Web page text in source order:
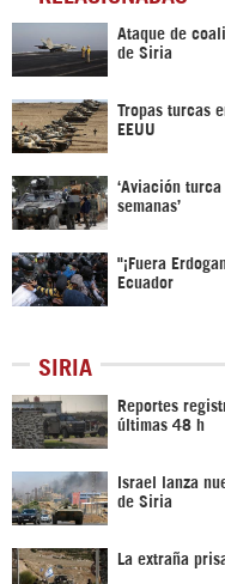
Ataque de
de Siria
Tropas turcas
EEUU
‘Aviación
semanas’
"¡Fuera
Ecuador
SIRIA
Reportes
últimas 48 h
Israel lanza
de Siria
La extraña